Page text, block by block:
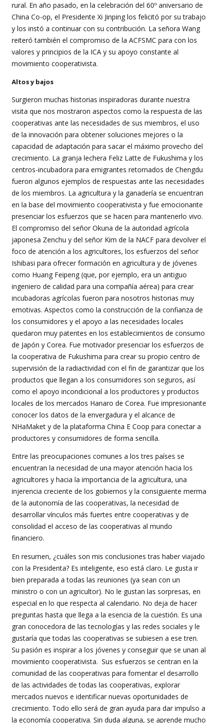
rural. En año pasado, en la celebración del 60º aniversario de
China Co-op, el Presidente Xi Jinping los felicitó por su trabajo
y los instó a continuar con su contribución. La señora Wang
reiteró también el compromiso de la ACFSMC para con los
valores y principios de la ICA y su apoyo constante al
movimiento cooperativista.
Altos y bajos
Surgieron muchas historias inspiradoras durante nuestra
visita que nos mostraron aspectos como la respuesta de las
cooperativas ante las necesidades de sus miembros, el uso
de la innovación para obtener soluciones mejores o la
capacidad de adaptación para sacar el máximo provecho del
crecimiento. La granja lechera Feliz Latte de Fukushima y los
centros-incubadora para emigrantes retornados de Chengdu
fueron algunos ejemplos de respuestas ante las necesidades
de los miembros. La agricultura y la ganadería se encuentran
en la base del movimiento cooperativista y fue emocionante
presenciar los esfuerzos que se hacen para mantenerlo vivo.
El compromiso del señor Okuna de la autoridad agrícola
japonesa Zenchu y del señor Kim de la NACF para devolver el
foco de atención a los agricultores, los esfuerzos del señor
Ishibasi para ofrecer formación en agricultura y de jóvenes
como Huang Feipeng (que, por ejemplo, era un antiguo
ingeniero de calidad para una compañía aérea) para crear
incubadoras agrícolas fueron para nosotros historias muy
emotivas. Aspectos como la construcción de la confianza de
los consumidores y el apoyo a las necesidades locales
quedaron muy patentes en los establecimientos de consumo
de Japón y Corea. Fue motivador presenciar los esfuerzos de
la cooperativa de Fukushima para crear su propio centro de
supervisión de la radiactividad con el fin de garantizar que los
productos que llegan a los consumidores son seguros, así
como el apoyo incondicional a los productores y productos
locales de los mercados Hanaro de Corea. Fue impresionante
conocer los datos de la envergadura y el alcance de
NHaMaket y de la plataforma China E Coop para conectar a
productores y consumidores de forma sencilla.
Entre las preocupaciones comunes a los tres países se
encuentran la necesidad de una mayor atención hacia los
agricultores y hacia la importancia de la agricultura, una
injerencia creciente de los gobiernos y la consiguiente merma
de la autonomía de las cooperativas, la necesidad de
desarrollar vínculos más fuertes entre cooperativas y de
consolidad el acceso de las cooperativas al mundo
financiero.
En resumen, ¿cuáles son mis conclusiones tras haber viajado
con la Presidenta? Es inteligente, eso está claro. Le gusta ir
bien preparada a todas las reuniones (ya sean con un
ministro o con un agricultor). No le gustan las sorpresas, en
especial en lo que respecta al calendario. No deja de hacer
preguntas hasta que llega a la esencia de la cuestión. Es una
gran conocedora de las tecnologías y las redes sociales y le
gustaría que todas las cooperativas se subiesen a ese tren.
Su pasión es inspirar a los jóvenes y conseguir que se unan al
movimiento cooperativista. Sus esfuerzos se centran en la
comunidad de las cooperativas para fomentar el desarrollo
de las actividades de todas las cooperativas, explorar
mercados nuevos e identificar nuevas oportunidades de
crecimiento. Todo ello será de gran ayuda para dar impulso a
la economía cooperativa. Sin duda alguna, se aprende mucho